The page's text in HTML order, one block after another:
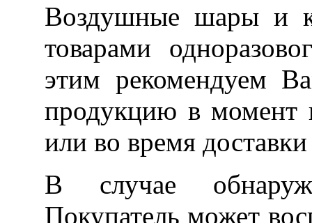
Воздушные шары и
товарами
этим рекомендуем
продукцию в момент
или во время
В случае
Покупатель может